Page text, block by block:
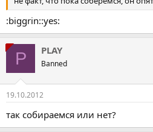
:biggrin::yes:
P PLAY
Banned
19.10.2012
так собираемся или нет?